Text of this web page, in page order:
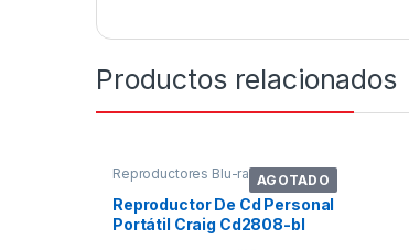
Productos relacionados
AGOTADO
Reproductores Blu-ray
Reproductor De Cd Personal
Portátil Craig Cd2808-bl